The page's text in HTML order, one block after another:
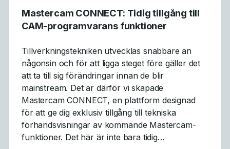
Mastercam CONNECT: Tidig tillgång till
CAM-programvarans funktioner
Tillverkningstekniken utvecklas snabbare än
någonsin och för att ligga steget före gäller det
att ta till sig förändringar innan de blir
mainstream. Det är därför vi skapade
Mastercam CONNECT, en plattform designad
för att ge dig exklusiv tillgång till tekniska
förhandsvisningar av kommande Mastercam-
funktioner. Det här är inte bara tidig…